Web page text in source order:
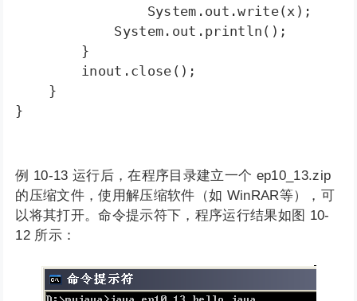
}
例 10-13 运行后，在程序目录建立一个 ep10_13.zip
的压缩文件，使用解压缩软件（如 WinRAR等），可
以将其打开。命令提示符下，程序运行结果如图 10-
12 所示：